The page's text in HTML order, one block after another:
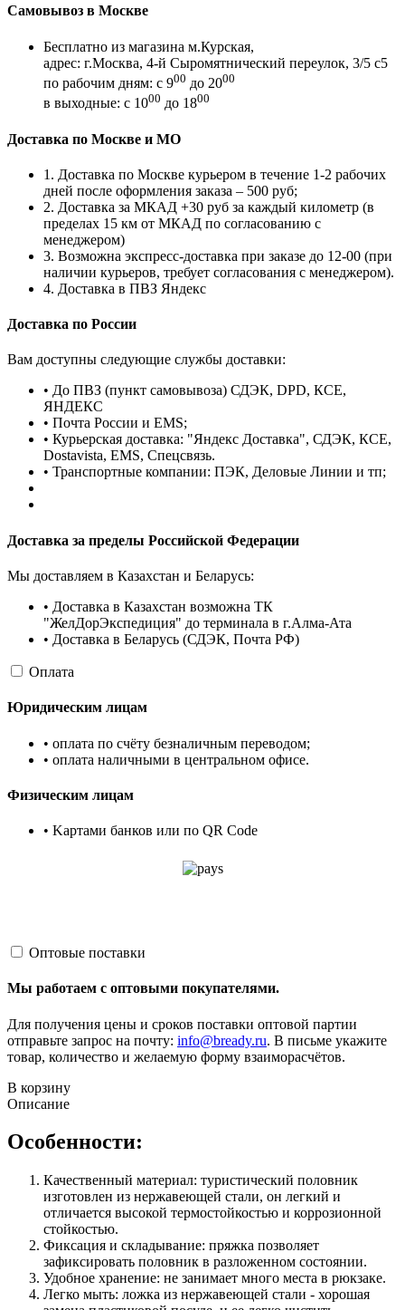
Самовывоз в Москве
Бесплатно из магазина м.Курская,
адрес: г.Москва, 4-й Сыромятнический переулок, 3/5 с5
по рабочим дням: с 900 до 2000
в выходные: с 1000 до 1800
Доставка по Москве и МО
1. Доставка по Москве курьером в течение 1-2 рабочих
дней после оформления заказа – 500 руб;
2. Доставка за МКАД +30 руб за каждый километр (в
пределах 15 км от МКАД по согласованию с
менеджером)
3. Возможна экспресс-доставка при заказе до 12-00 (при
наличии курьеров, требует согласования с менеджером).
4. Доставка в ПВЗ Яндекс
Доставка по России
Вам доступны следующие службы доставки:
• До ПВЗ (пункт самовывоза) СДЭК, DPD, КСЕ,
ЯНДЕКС
• Почта России и EMS;
• Курьерская доставка: "Яндекс Доставка", СДЭК, КСЕ,
Dostavista, EMS, Спецсвязь.
• Транспортные компании: ПЭК, Деловые Линии и тп;
Доставка за пределы Российской Федерации
Мы доставляем в Казахстан и Беларусь:
• Доставка в Казахстан возможна ТК
"ЖелДорЭкспедиция" до терминала в г.Алма-Ата
• Доставка в Беларусь (СДЭК, Почта РФ)
Оплата
Юридическим лицам
• оплата по счёту безналичным переводом;
• оплата наличными в центральном офисе.
Физическим лицам
• Kартами банков или по QR Code
Оптовые поставки
Мы работаем с оптовыми покупателями.
Для получения цены и сроков поставки оптовой партии
отправьте запрос на почту: info@bready.ru. В письме укажите
товар, количество и желаемую форму взаиморасчётов.
В корзину
Описание
Особенности:
Качественный материал: туристический половник
изготовлен из нержавеющей стали, он легкий и
отличается высокой термостойкостью и коррозионной
стойкостью.
Фиксация и складывание: пряжка позволяет
зафиксировать половник в разложенном состоянии.
Удобное хранение: не занимает много места в рюкзаке.
Легко мыть: ложка из нержавеющей стали - хорошая